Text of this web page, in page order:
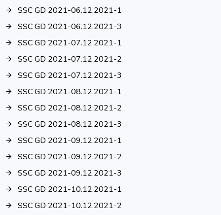
SSC GD 2021-06.12.2021-1
SSC GD 2021-06.12.2021-3
SSC GD 2021-07.12.2021-1
SSC GD 2021-07.12.2021-2
SSC GD 2021-07.12.2021-3
SSC GD 2021-08.12.2021-1
SSC GD 2021-08.12.2021-2
SSC GD 2021-08.12.2021-3
SSC GD 2021-09.12.2021-1
SSC GD 2021-09.12.2021-2
SSC GD 2021-09.12.2021-3
SSC GD 2021-10.12.2021-1
SSC GD 2021-10.12.2021-2